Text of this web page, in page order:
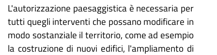
L'autorizzazione paesaggistica è necessaria per
tutti quegli interventi che possano modificare in
modo sostanziale il territorio, come ad esempio
la costruzione di nuovi edifici, l'ampliamento di